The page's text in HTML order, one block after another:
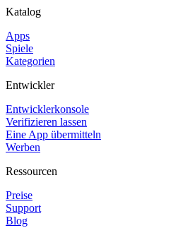
Katalog
Apps
Spiele
Kategorien
Entwickler
Entwicklerkonsole
Verifizieren lassen
Eine App übermitteln
Werben
Ressourcen
Preise
Support
Blog